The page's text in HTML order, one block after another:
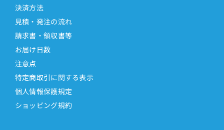
決済方法
見積・発注の流れ
請求書・領収書等
お届け日数
注意点
特定商取引に関する表示
個人情報保護規定
ショッピング規約